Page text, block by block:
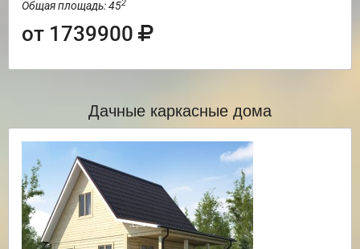
Общая площадь: 452
от 1739900
Дачные каркасные дома